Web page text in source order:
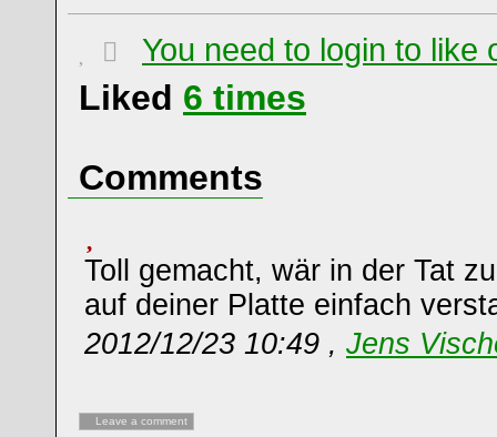
You need to login to like
Liked 6 times
Comments
Toll gemacht, wär in der Tat
auf deiner Platte einfach
2012/12/23 10:49 , Jens
Leave a comment